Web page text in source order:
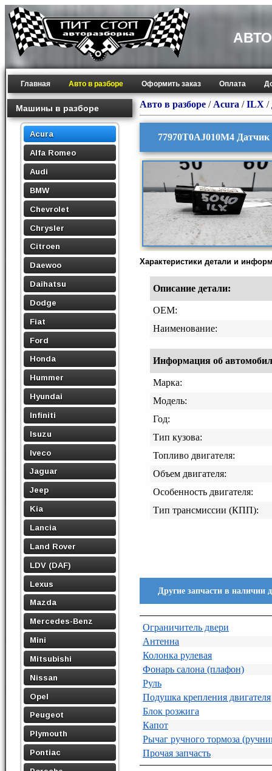
Главная Авто в разборе Оформить заказ Оплата
Машины в разборе
Acura
Alfa Romeo
Audi
BMW
Chevrolet
Chrysler
Citroen
Daewoo
Daihatsu
Dodge
Fiat
Ford
Honda
Hummer
Hyundai
Infiniti
Isuzu
Iveco
Jaguar
Jeep
Kia
Lancia
Land Rover
LDV (DAF)
Lexus
Mazda
Mercedes-Benz
Mini
Mitsubishi
Nissan
Opel
Peugeot
Plymouth
Pontiac
Авто в разборе / Acura /ILX /
77970T0AJ010M4
Характеристики детали и
Описание детали:
OEM:
Наименование:
Информация об
Марка:
Модель:
Год:
Тип кузова:
Топливо двигателя:
Объем двигателя:
Особенность двигателя:
Тип трансмиссии (КПП):
Другие запчасти в наличии
Ограничитель двери
Антенна
Колонка рулевая
Фонарь салона (плафон)
Руль
Подушка крепления двигателя
Блок розжига
Капот
Рычаг ручного тормоза
Прочая запчасть